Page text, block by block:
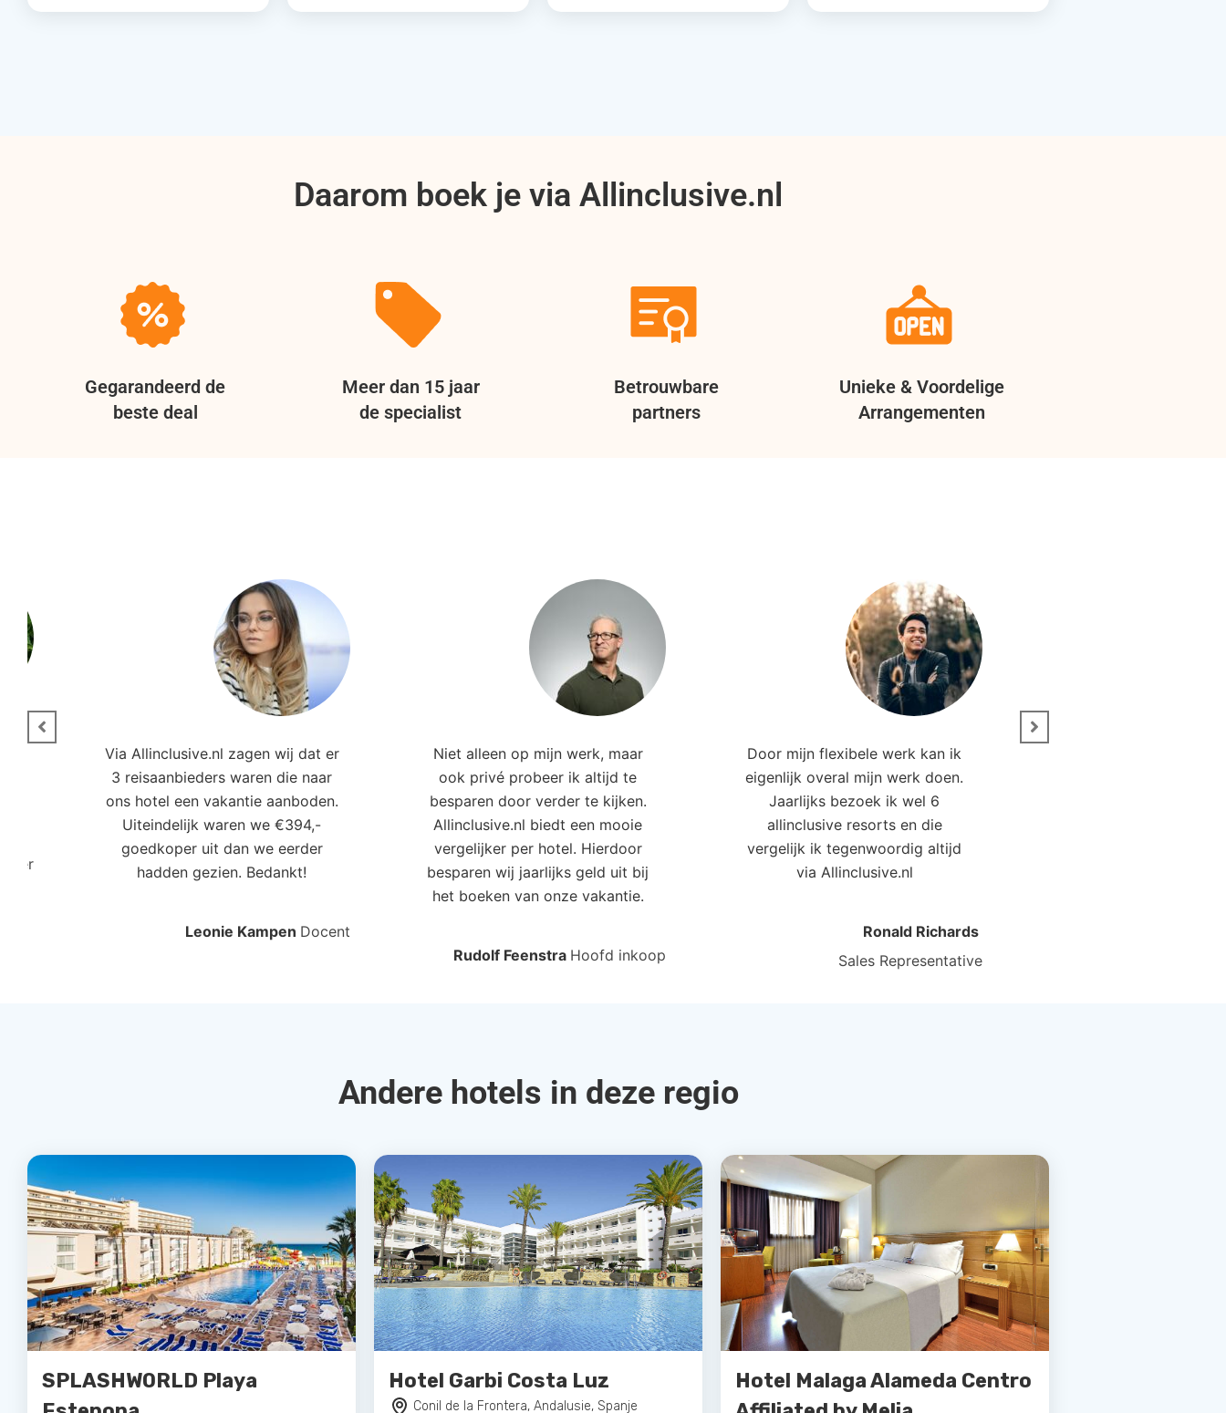
Daarom boek je via Allinclusive.nl
Gegarandeerd de
beste deal
Meer dan 15 jaar
de specialist
Betrouwbare
partners
Unieke & Voordelige
Arrangementen
Via Allinclusive.nl zagen wij dat er
3 reisaanbieders waren die naar
ons hotel een vakantie aanboden.
Uiteindelijk waren we €394,-
goedkoper uit dan we eerder
hadden gezien. Bedankt!
Leonie Kampen Docent
Niet alleen op mijn werk, maar
ook privé probeer ik altijd te
besparen door verder te kijken.
Allinclusive.nl biedt een mooie
vergelijker per hotel. Hierdoor
besparen wij jaarlijks geld uit bij
het boeken van onze vakantie.
Rudolf Feenstra Hoofd inkoop
Door mijn flexibele werk kan ik
eigenlijk overal mijn werk doen.
Jaarlijks bezoek ik wel 6
allinclusive resorts en die
vergelijk ik tegenwoordig altijd
via Allinclusive.nl
Ronald Richards
Sales Representative
Andere hotels in deze regio
SPLASHWORLD Playa
Hotel Garbi Costa Luz
Conil de la Frontera, Andalusie, Spanje
Hotel Malaga Alameda Centro